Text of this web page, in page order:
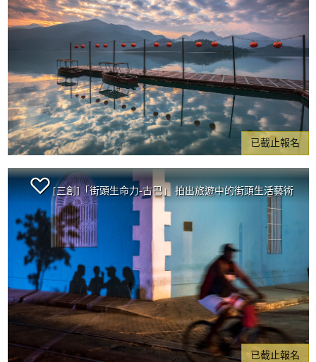
已截止報名
[三創]「街頭生命力-古巴」 拍出旅遊中的街頭生活藝術
已截止報名